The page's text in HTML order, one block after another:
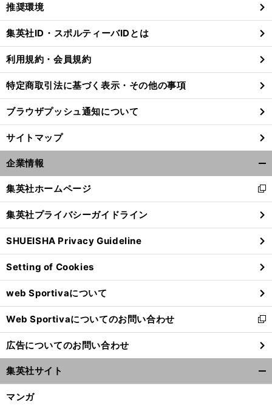
閉
る
推奨環境
集英社ID・スポルティーバIDとは
利用規約・会員規約
特定商取引法に基づく表示・その他の事項
ブラウザプッシュ通知について
サイトマップ
企業情報
閉
る
集英社ホームページ
新
し
い
ウ
ィ
ン
ド
ウ
で
開
く
集英社プライバシーガイドライン
SHUEISHA Privacy Guideline
Setting of Cookies
web Sportivaについて
Web Sportivaについてのお問い合わせ
新
し
い
ウ
ィ
ン
広告についてのお問い合わせ
集英社サイト
マンガ